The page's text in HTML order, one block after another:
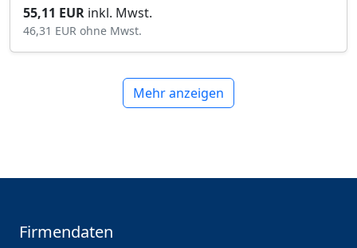
55,11 EUR inkl. Mwst.
46,31 EUR ohne Mwst.
Mehr anzeigen
Firmendaten